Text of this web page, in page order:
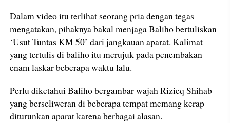
Dalam video itu terlihat seorang pria dengan tegas
mengatakan, pihaknya bakal menjaga Baliho bertuliskan
‘Usut Tuntas KM 50’ dari jangkauan aparat. Kalimat
yang tertulis di baliho itu merujuk pada penembakan
enam laskar beberapa waktu lalu.
Perlu diketahui Baliho bergambar wajah Rizieq Shihab
yang berseliweran di beberapa tempat memang kerap
diturunkan aparat karena berbagai alasan.